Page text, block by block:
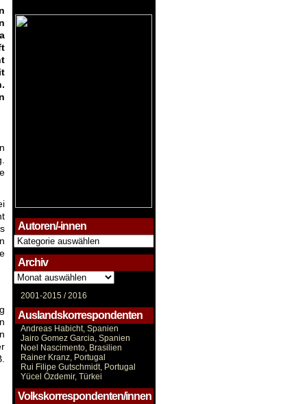
Autoren/-innen
Autoren/-
innen
Archiv
Archiv
2001-2015 /2016
Auslandskorrespondenten
Andreas Habicht, Spanien
Jairo Gomez Garcia, Spanien
Noel Nascimento, Brasilien
Rainer Kranz, Portugal
Rui Filipe Gutschmidt, Portugal
Yücel Özdemir, Türkei
Volkskorrespondenten/innen